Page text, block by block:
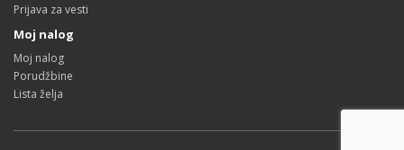
Prijava za vesti
Moj nalog
Moj nalog
Porudžbine
Lista želja